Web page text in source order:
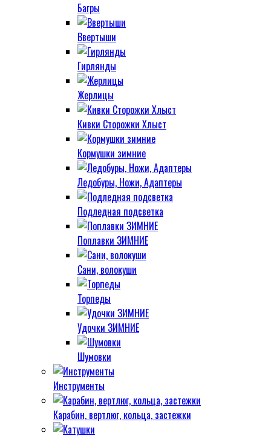
Багры
Ввертыши
Гирлянды
Жерлицы
Кивки Сторожки Хлыст
Кормушки зимние
Ледобуры, Ножи, Адаптеры
Подледная подсветка
Поплавки ЗИМНИЕ
Сани, волокуши
Торпеды
Удочки ЗИМНИЕ
Шумовки
Инструменты
Карабин, вертлюг, кольца, застежки